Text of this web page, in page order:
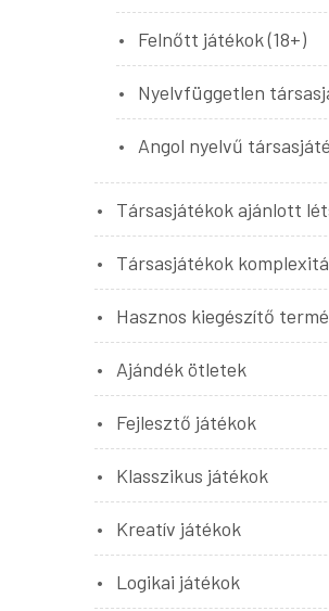
Felnőtt játékok (18+)
Nyelvfüggetlen
Angol nyelvű
Társasjátékok ajánlott
Társasjátékok
Hasznos kiegészítő
Ajándék ötletek
Fejlesztő játékok
Klasszikus játékok
Kreatív játékok
Logikai játékok